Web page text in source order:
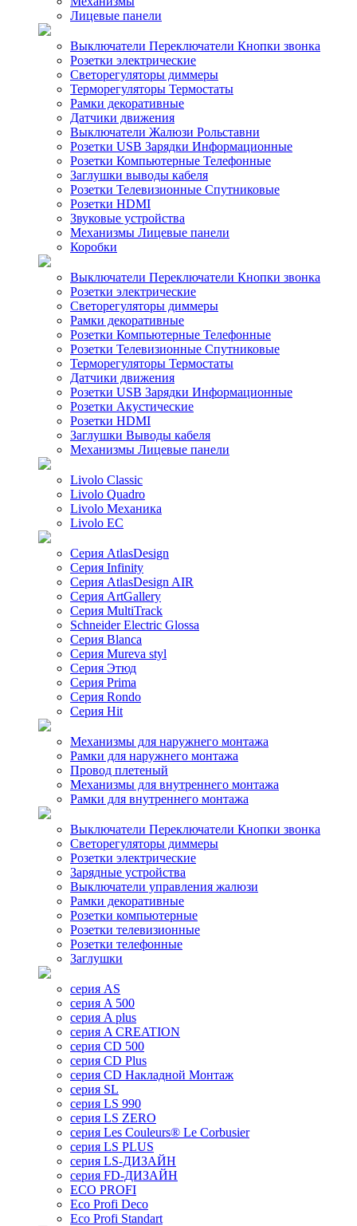
Лицевые панели
Выключатели Переключатели Кнопки звонка
Розетки электрические
Светорегуляторы диммеры
Терморегуляторы Термостаты
Рамки декоративные
Датчики движения
Выключатели Жалюзи Рольставни
Розетки USB Зарядки Информационные
Розетки Компьютерные Телефонные
Заглушки выводы кабеля
Розетки Телевизионные Спутниковые
Розетки HDMI
Звуковые устройства
Механизмы Лицевые панели
Коробки
Выключатели Переключатели Кнопки звонка
Розетки электрические
Светорегуляторы диммеры
Рамки декоративные
Розетки Компьютерные Телефонные
Розетки Телевизионные Спутниковые
Терморегуляторы Термостаты
Датчики движения
Розетки USB Зарядки Информационные
Розетки Акустические
Розетки HDMI
Заглушки Выводы кабеля
Механизмы Лицевые панели
Livolo Classic
Livolo Quadro
Livolo Механика
Livolo EC
Серия AtlasDesign
Серия Infinity
Серия AtlasDesign AIR
Серия ArtGallery
Серия MultiTrack
Schneider Electric Glossa
Серия Blanca
Серия Mureva styl
Серия Этюд
Серия Prima
Серия Rondo
Серия Hit
Механизмы для наружнего монтажа
Рамки для наружнего монтажа
Провод плетеный
Механизмы для внутреннего монтажа
Рамки для внутреннего монтажа
Выключатели Переключатели Кнопки звонка
Светорегуляторы диммеры
Розетки электрические
Зарядные устройства
Выключатели управления жалюзи
Рамки декоративные
Розетки компьютерные
Розетки телевизионные
Розетки телефонные
Заглушки
серия AS
серия A 500
серия A plus
серия A CREATION
серия CD 500
серия CD Plus
серия CD Накладной Монтаж
серия SL
серия LS 990
серия LS ZERO
серия Les Couleurs® Le Corbusier
серия LS PLUS
серия LS-ДИЗАЙН
серия FD-ДИЗАЙН
ECO PROFI
Eco Profi Deco
Eco Profi Standart